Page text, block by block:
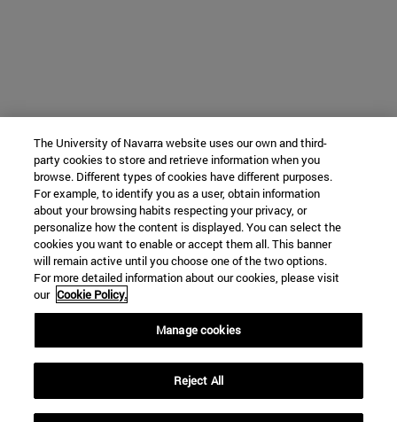
The University of Navarra website uses our own and third-
party cookies to store and retrieve information when you
browse. Different types of cookies have different purposes.
For example, to identify you as a user, obtain information
about your browsing habits respecting your privacy, or
personalize how the content is displayed. You can select the
cookies you want to enable or accept them all. This banner
will remain active until you choose one of the two options.
For more detailed information about our cookies, please visit
our Cookie Policy.
Manage cookies
Reject All